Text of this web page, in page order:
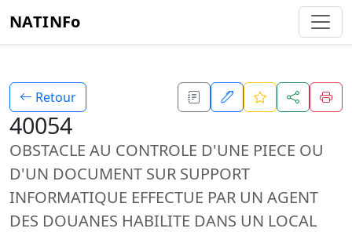
NATINFo
Retour
40054
OBSTACLE AU CONTROLE D'UNE PIECE OU
D'UN DOCUMENT SUR SUPPORT
INFORMATIQUE EFFECTUE PAR UN AGENT
DES DOUANES HABILITE DANS UN LOCAL